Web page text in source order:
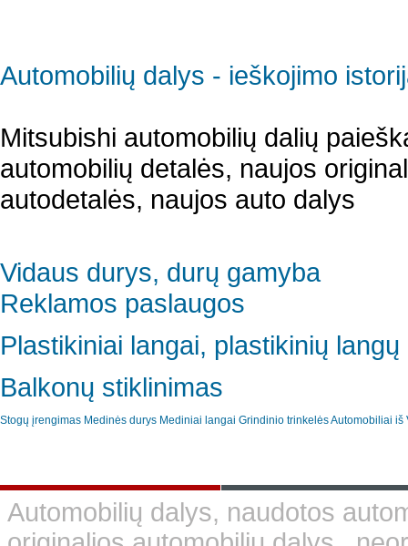
Automobilių dalys - ieškojimo
Mitsubishi automobilių dalių
automobilių detalės, naujos
autodetalės, naujos auto dalys
Vidaus durys, durų gamyba
Reklamos paslaugos
Plastikiniai langai, plastikinių
Balkonų stiklinimas
Stogų įrengimas Medinės durys Mediniai langai Grindinio trinkelėsAutomobiliai iš
Automobilių dalys, naudotos